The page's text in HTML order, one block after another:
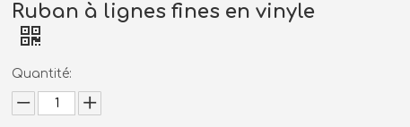
Ruban à lignes fines en vinyle
Quantité: